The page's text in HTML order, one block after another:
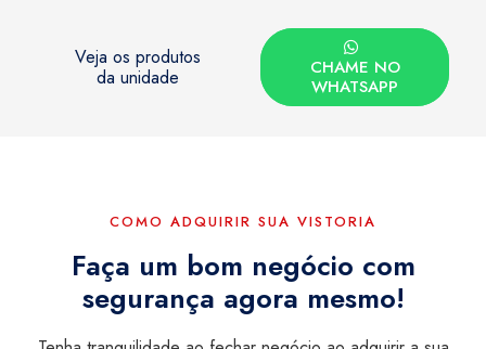
Veja os produtos
da unidade
CHAME NO
WHATSAPP
COMO ADQUIRIR SUA VISTORIA
Faça um bom negócio com
segurança agora mesmo!